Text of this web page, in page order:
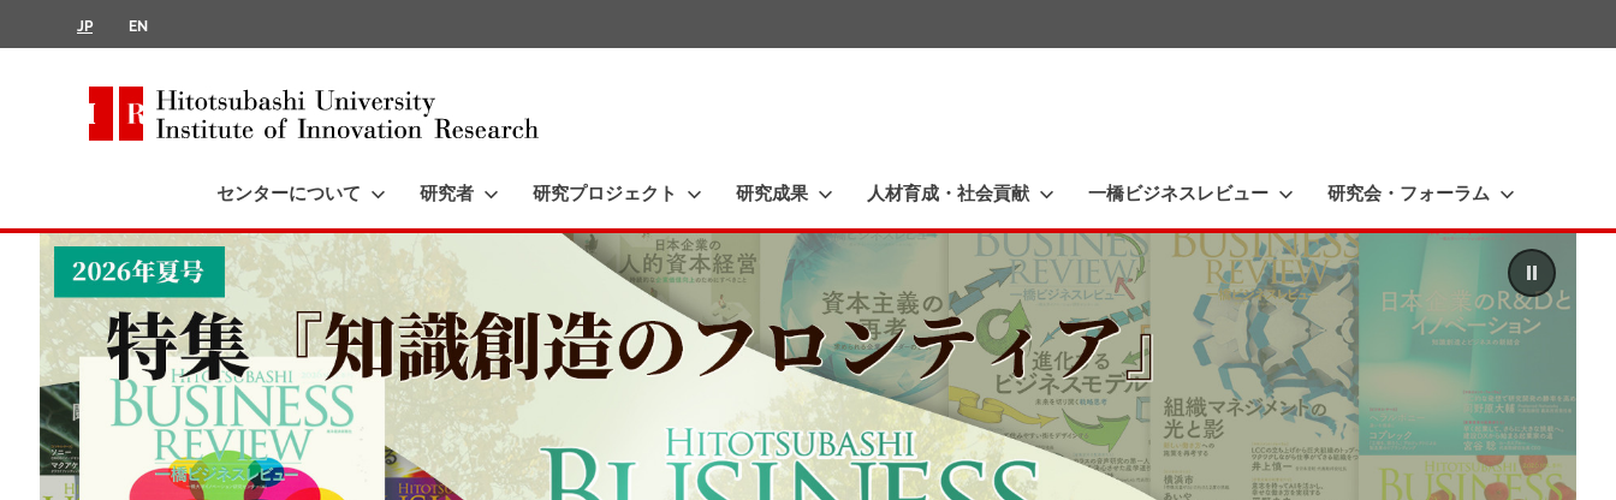
JP EN
学
イ
ベ
ー
ョ
ン
Innovation
Research
センターについて 研究者 研究プロジェクト 研究成果 人材育成・社会貢献 一橋ビジネスレビュー 研究会・フォーラム